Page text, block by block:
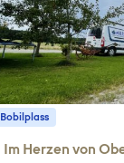
Bobilplass
Im Herzen von